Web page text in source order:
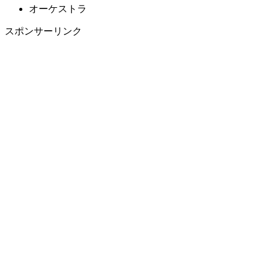
オーケストラ
スポンサーリンク